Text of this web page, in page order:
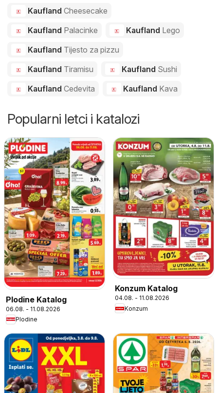
Kaufland Cheesecake
Kaufland Palacinke Kaufland Lego
Kaufland Tijesto za pizzu
Kaufland Tiramisu Kaufland Sushi
Kaufland Cedevita Kaufland Kava
Popularni letci i katalozi
Plodine Katalog
06.08. - 11.08.2026
Plodine
Konzum Katalog
04.08. - 11.08.2026
Konzum